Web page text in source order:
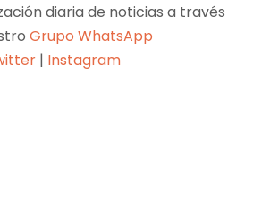
diaria de noticias a través
Grupo WhatsApp
| Instagram